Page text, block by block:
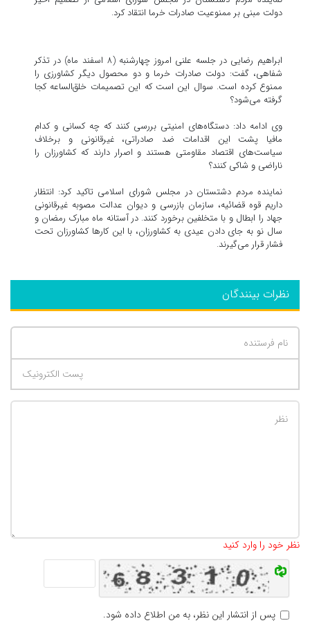
دولت مبنی بر ممنوعیت صادرات خرما انتقاد کرد.
ابراهیم رضایی در جلسه علنی امروز چهارشنبه (۸ اسفند ماه) در تذکر
شفاهی، گفت: دولت صادرات خرما و دو محصول دیگر کشاورزی را
ممنوع کرده است. سوال این است که این تصمیمات خلق‌الساعه کجا
گرفته می‌شود؟
وی ادامه داد: دستگاه‌های امنیتی بررسی کنند که چه کسانی و کدام
مافیا پشت این اقدامات ضد صادراتی، غیرقانونی و برخلاف
سیاست‌های اقتصاد مقاومتی هستند و اصرار دارند که کشاورزان را
ناراضی و شاکی کنند؟
نماینده مردم دشتستان در مجلس شورای اسلامی تاکید کرد: انتظار
داریم قوه قضائیه، سازمان بازرسی و دیوان عدالت مصوبه غیرقانونی
جهاد را ابطال و با متخلفین برخورد کنند. در آستانه ماه مبارک رمضان و
سال نو به جای دادن عیدی به کشاورزان، با این کارها کشاورزان تحت
فشار قرار می‌گیرند.
نظرات بینندگان
نظر خود را وارد کنید
پس از انتشار این نظر، به من اطلاع داده شود.